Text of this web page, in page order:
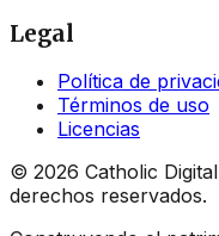
Legal
Política de
Términos de uso
Licencias
© 2026 Catholic
derechos reservados.